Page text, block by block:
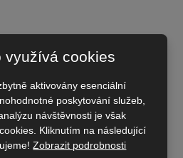
využívá cookies
aktivovány esenciální
poskytování služeb,
návštěvnosti je však
Kliknutím na následující
Zobrazit podrobnosti